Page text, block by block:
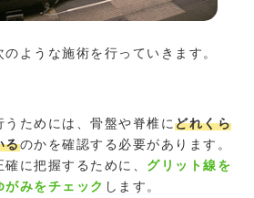
ような施術を行っていきます。
ためには、骨盤や脊椎にどれくら
るのかを確認する必要があります。
に把握するために、 グリット線を
みをチェック します。